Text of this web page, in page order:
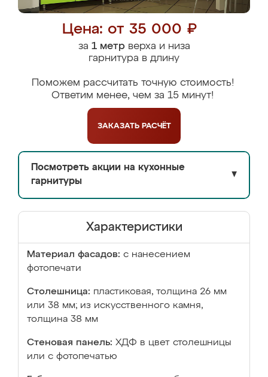
Цена: от 35 000 ₽
за 1 метрверха и низа
гарнитура в длину
Поможем рассчитать точную стоимость!
Ответим менее, чем за 15 минут!
ЗАКАЗАТЬ РАСЧЁТ
Посмотреть акции на кухонные
гарнитуры
▼
Характеристики
Материал фасадов: с нанесением
фотопечати
Столешница: пластиковая, толщина 26 мм
или 38 мм; из искусственного камня,
толщина 38 мм
Стеновая панель: ХДФ в цвет столешницы
или с фотопечатью